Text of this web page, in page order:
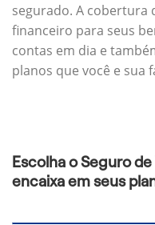
segurado. A cobertura
financeiro para seus
contas em dia e
planos que você e sua
Escolha o Seguro
encaixa em seus